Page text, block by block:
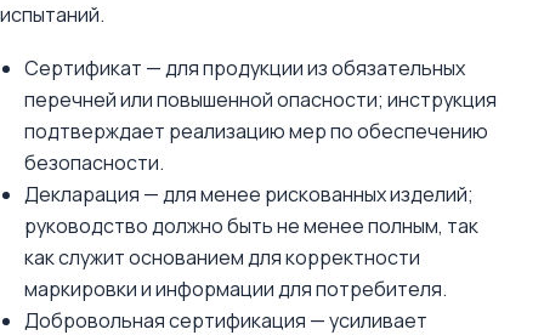
испытаний.
Сертификат — для продукции из обязательных
перечней или повышенной опасности; инструкция
подтверждает реализацию мер по обеспечению
безопасности.
Декларация — для менее рискованных изделий;
руководство должно быть не менее полным, так
как служит основанием для корректности
маркировки и информации для потребителя.
Добровольная сертификация — усиливает